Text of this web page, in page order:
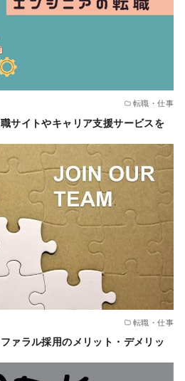
転職・仕事
サイトやキャリア支援サービスを
転職・仕事
ァラル採用のメリット・デメリッ